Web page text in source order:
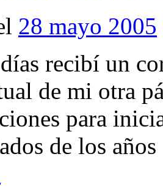
28 mayo 2005
recibí un
de mi otra
para
de los